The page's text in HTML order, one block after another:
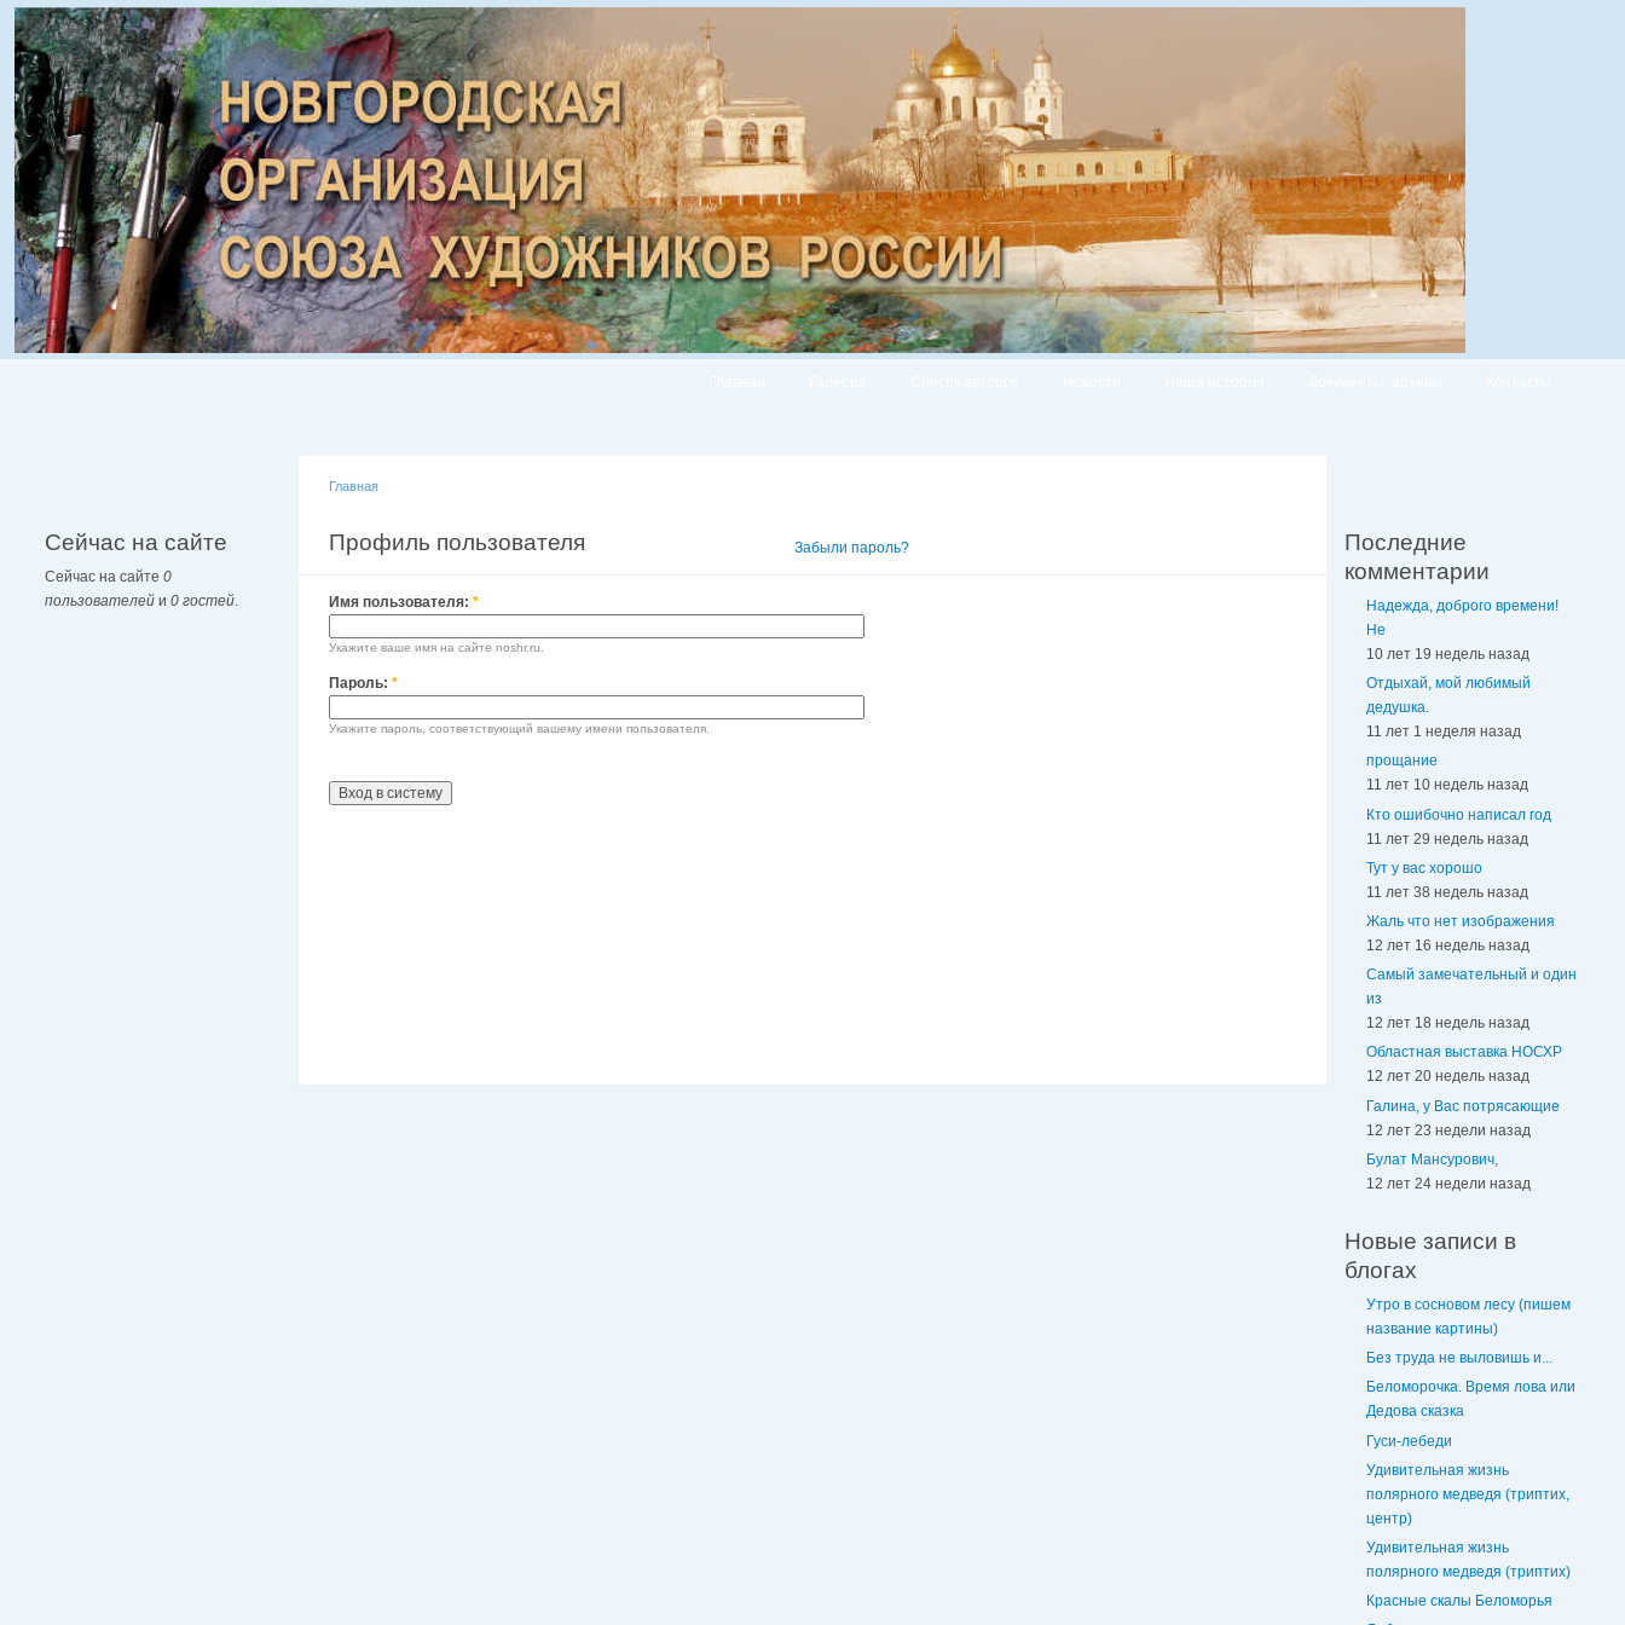
Сейчас на сайте
Сейчас на сайте 0
пользователей и 0 гостей.
Главная
Профиль пользователя Забыли пароль?
Имя пользователя: *
Укажите ваше имя на сайте noshr.ru.
Пароль: *
Укажите пароль, соответствующий вашему имени пользователя.
Последние
комментарии
Надежда, доброго времени!
Не
10 лет 19 недель назад
Отдыхай, мой любимый
дедушка.
11 лет 1 неделя назад
прощание
11 лет 10 недель назад
Кто ошибочно написал год
11 лет 29 недель назад
Тут у вас хорошо
11 лет 38 недель назад
Жаль что нет изображения
12 лет 16 недель назад
Самый замечательный и один
из
12 лет 18 недель назад
Областная выставка НОСХР
12 лет 20 недель назад
Галина, у Вас потрясающие
12 лет 23 недели назад
Булат Мансурович,
12 лет 24 недели назад
Новые записи в
блогах
Утро в сосновом лесу (пишем
название картины)
Без труда не выловишь и...
Беломорочка. Время лова или
Дедова сказка
Гуси-лебеди
Удивительная жизнь
полярного медведя (триптих,
центр)
Удивительная жизнь
полярного медведя (триптих)
Красные скалы Беломорья